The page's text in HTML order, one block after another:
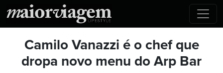
Camilo Vanazzi é o chef que
dropa novo menu do Arp Bar